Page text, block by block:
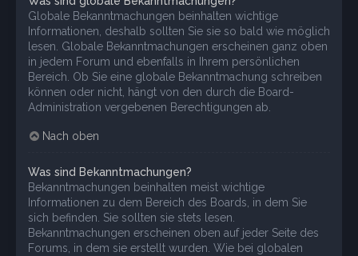
Globale Bekanntmachungen beinhalten wichtige
Informationen, deshalb sollten Sie sie so bald wie möglich
lesen. Globale Bekanntmachungen erscheinen ganz oben
in jedem Forum und ebenfalls in Ihrem persönlichen
Bereich. Ob Sie eine globale Bekanntmachung schreiben
können oder nicht, hängt von den durch die Board-
Administration vergebenen Berechtigungen ab.
Nach oben
Was sind Bekanntmachungen?
Bekanntmachungen beinhalten meist wichtige
Informationen zu dem Bereich des Boards, in dem Sie
sich befinden. Sie sollten sie stets lesen.
Bekanntmachungen erscheinen oben auf jeder Seite des
Forums, in dem sie erstellt wurden. Wie bei globalen